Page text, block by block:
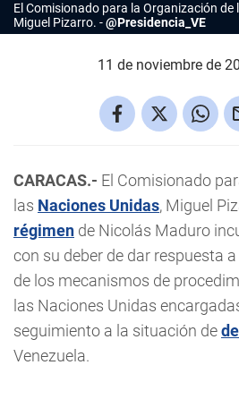
El Comisionado para la Organización de
Miguel Pizarro.
@Presidencia_VE
11 de noviembre de
CARACAS.- El Comisionado
las Naciones Unidas, Miguel
régimen de Nicolás Maduro
con su deber de dar respuesta
de los mecanismos de
las Naciones Unidas
seguimiento a la situación de
Venezuela.